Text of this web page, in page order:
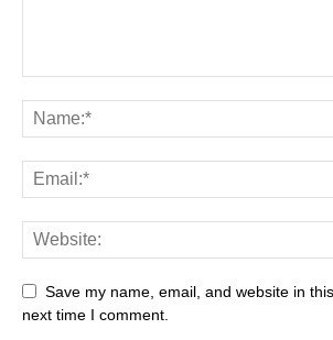
Save my name, email, and website in
next time I comment.